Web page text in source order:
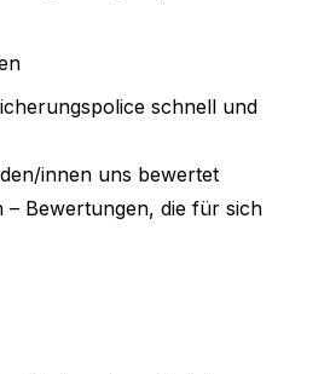
schnell und
innen uns bewertet
– Bewertungen, die für sich